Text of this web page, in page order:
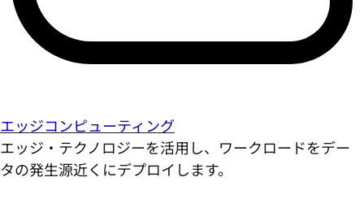
エッジコンピューティング
エッジ・テクノロジーを活用し、ワークロードをデー
タの発生源近くにデプロイします。